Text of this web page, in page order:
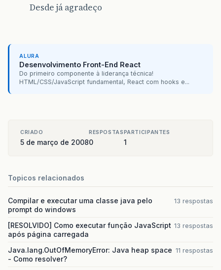
Desde já agradeço
ALURA
Desenvolvimento Front-End React
Do primeiro componente à liderança técnica!
HTML/CSS/JavaScript fundamental, React com hooks e...
CRIADO
5 de março de 2008
RESPOSTAS
0
PARTICIPANTES
1
Topicos relacionados
Compilar e executar uma classe java pelo
prompt do windows
13 respostas
[RESOLVIDO] Como executar função JavaScript
após página carregada
13 respostas
Java.lang.OutOfMemoryError: Java heap space
- Como resolver?
11 respostas